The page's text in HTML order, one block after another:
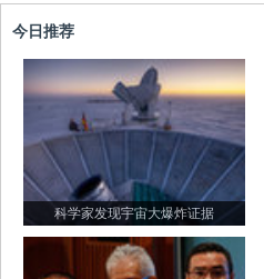
今日推荐
科学家发现宇宙大爆炸证据